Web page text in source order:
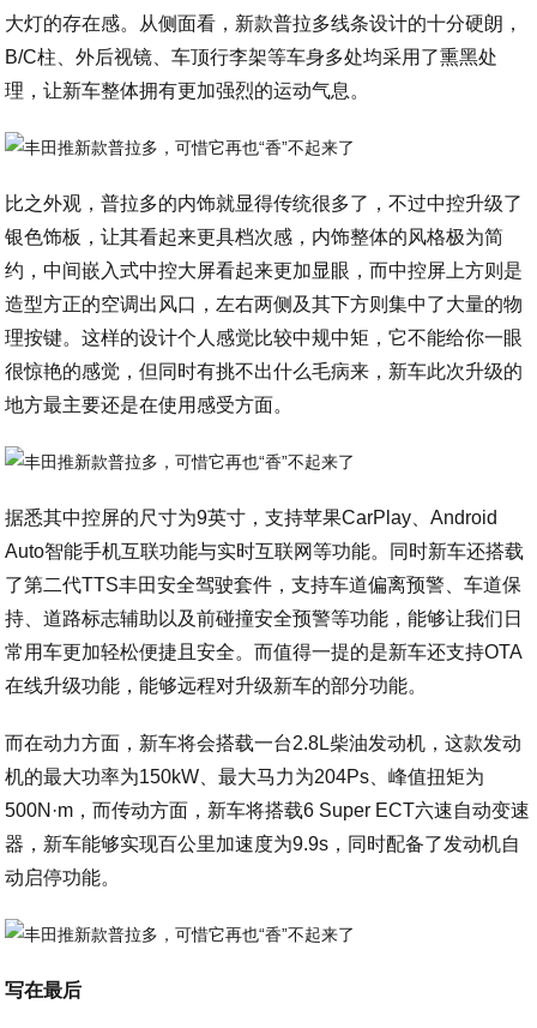
大灯的存在感。从侧面看，新款普拉多线条设计的十分硬朗，
B/C柱、外后视镜、车顶行李架等车身多处均采用了熏黑处
理，让新车整体拥有更加强烈的运动气息。
比之外观，普拉多的内饰就显得传统很多了，不过中控升级了
银色饰板，让其看起来更具档次感，内饰整体的风格极为简
约，中间嵌入式中控大屏看起来更加显眼，而中控屏上方则是
造型方正的空调出风口，左右两侧及其下方则集中了大量的物
理按键。这样的设计个人感觉比较中规中矩，它不能给你一眼
很惊艳的感觉，但同时有挑不出什么毛病来，新车此次升级的
地方最主要还是在使用感受方面。
据悉其中控屏的尺寸为9英寸，支持苹果CarPlay、Android
Auto智能手机互联功能与实时互联网等功能。同时新车还搭载
了第二代TTS丰田安全驾驶套件，支持车道偏离预警、车道保
持、道路标志辅助以及前碰撞安全预警等功能，能够让我们日
常用车更加轻松便捷且安全。而值得一提的是新车还支持OTA
在线升级功能，能够远程对升级新车的部分功能。
而在动力方面，新车将会搭载一台2.8L柴油发动机，这款发动
机的最大功率为150kW、最大马力为204Ps、峰值扭矩为
500N·m，而传动方面，新车将搭载6 Super ECT六速自动变速
器，新车能够实现百公里加速度为9.9s，同时配备了发动机自
动启停功能。
写在最后